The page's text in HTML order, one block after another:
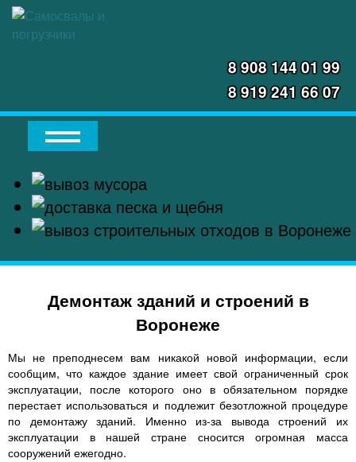
8 908 144 01 99
8 919 241 66 07
Демонтаж зданий и строений в
Воронеже
Мы не преподнесем вам никакой новой информации, если
сообщим, что каждое здание имеет свой ограниченный срок
эксплуатации, после которого оно в обязательном порядке
перестает использоваться и подлежит безотложной процедуре
по демонтажу зданий. Именно из-за вывода строений их
эксплуатации в нашей стране сносится огромная масса
сооружений ежегодно.